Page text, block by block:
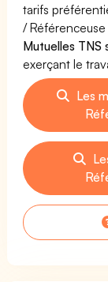
tarifs
/
Mutuelles TNS
exerçant le
Les